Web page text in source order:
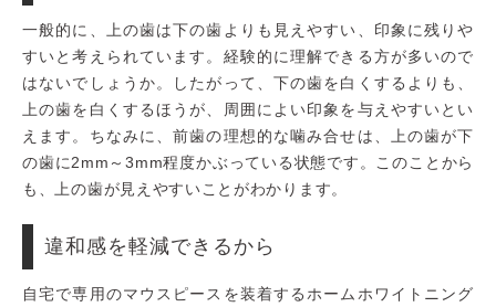
一般的に、上の歯は下の歯よりも見えやすい、印象に残りや
すいと考えられています。経験的に理解できる方が多いので
はないでしょうか。したがって、下の歯を白くするよりも、
上の歯を白くするほうが、周囲によい印象を与えやすいとい
えます。ちなみに、前歯の理想的な噛み合せは、上の歯が下
の歯に2mm～3mm程度かぶっている状態です。このことから
も、上の歯が見えやすいことがわかります。
違和感を軽減できるから
自宅で専用のマウスピースを装着するホームホワイトニング